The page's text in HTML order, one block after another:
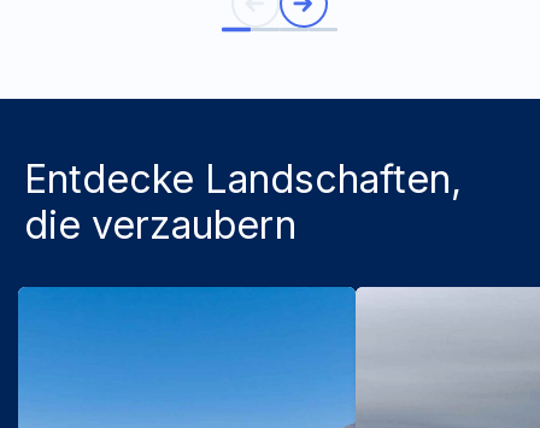
Entdecke Landschaften,
die verzaubern